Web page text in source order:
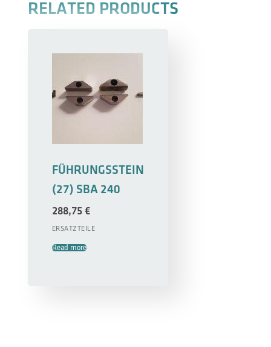
RELATED PRODUCTS
FÜHRUNGSSTEIN
(27) SBA 240
288,75 €
ERSATZTEILE
Read more